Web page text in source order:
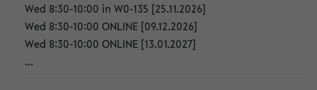
Wed 8:30-10:00 in W0-135 [25.11.2026]
Wed 8:30-10:00 ONLINE [09.12.2026]
Wed 8:30-10:00 ONLINE [13.01.2027]
...